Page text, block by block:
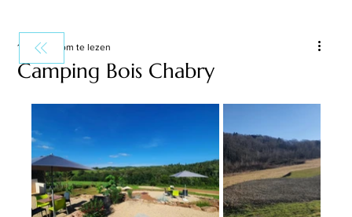
Camping Bois Chabry
1 minuten om te lezen